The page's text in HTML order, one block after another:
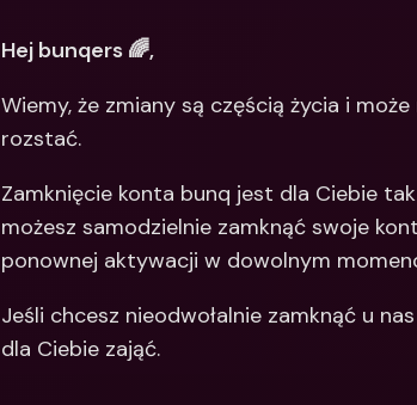
Hej bunqers 🌈,
Wiemy, że zmiany są częścią życia i
rozstać.
Zamknięcie konta bunq jest dla Ciebie
możesz samodzielnie zamknąć swoje
ponownej aktywacji w dowolnym
Jeśli chcesz nieodwołalnie zamknąć u
dla Ciebie zająć.